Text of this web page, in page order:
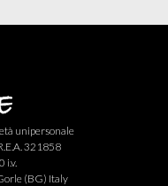
unipersonale
321858
i.v.
(BG) Italy